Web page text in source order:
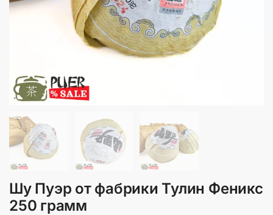
Шу Пуэр от фабрики Тулин Феникс
250 грамм